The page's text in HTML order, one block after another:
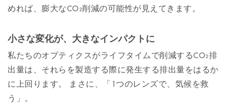
めれば、膨大なCO₂削減の可能性が見えてきます。
小さな変化が、大きなインパクトに
私たちのオプティクスがライフタイムで削減するCO₂排
出量は、それらを製造する際に発生する排出量をはるか
に上回ります。 まさに、「1つのレンズで、気候を救
う」。